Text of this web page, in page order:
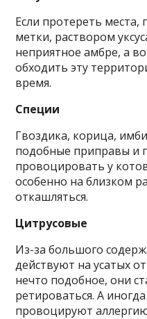
Если протереть места,
метки, раствором
неприятное амбре, а
обходить эту
время.
Специи
Гвоздика, корица,
подобные приправы и
провоцировать у
особенно на близком
откашляться.
Цитрусовые
Из-за большого
действуют на усатых
нечто подобное, они
ретироваться. А
провоцируют